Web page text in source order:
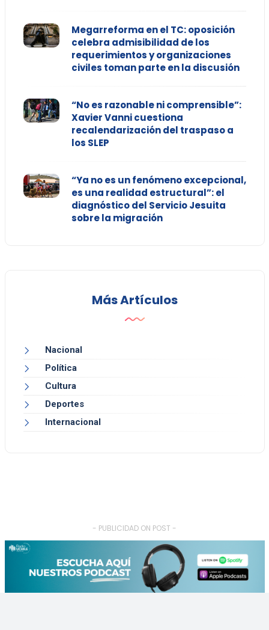
Megarreforma en el TC: oposición
celebra admisibilidad de los
requerimientos y organizaciones
civiles toman parte en la discusión
“No es razonable ni comprensible”:
Xavier Vanni cuestiona
recalendarización del traspaso a
los SLEP
“Ya no es un fenómeno excepcional,
es una realidad estructural”: el
diagnóstico del Servicio Jesuita
sobre la migración
Más Artículos
Nacional
Política
Cultura
Deportes
Internacional
- PUBLICIDAD ON POST -